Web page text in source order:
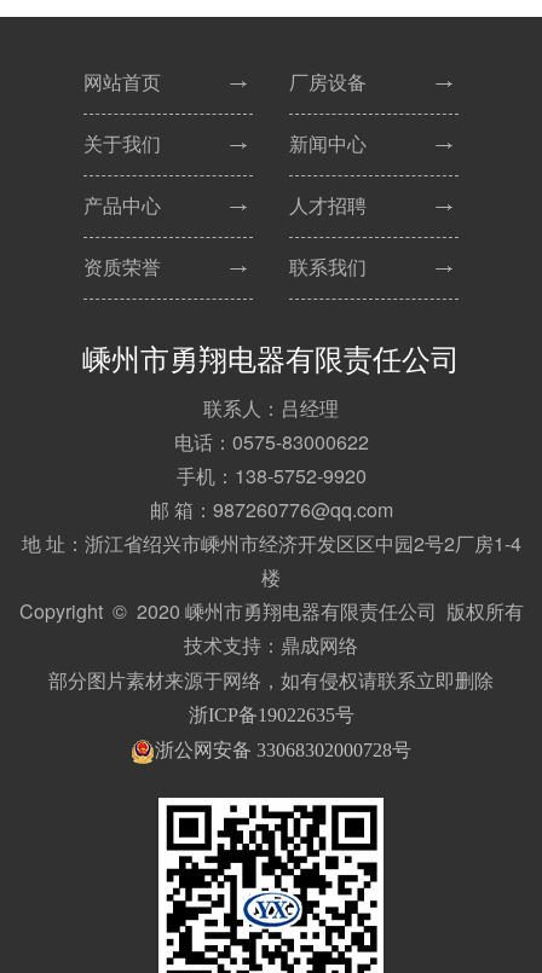
嵊州市勇翔电器有限责任公司
联系人：吕经理
电话：0575-83000622
手机：138-5752-9920
邮 箱：987260776@qq.com
地 址：浙江省绍兴市嵊州市经济开发区区中园2号2厂房1-4
楼
Copyright © 2020 嵊州市勇翔电器有限责任公司 版权所有
技术支持： 鼎成网络
部分图片素材来源于网络，如有侵权请联系立即删除
浙ICP备19022635号
浙公网安备 33068302000728号
网站首页
关于我们
产品中心
资质荣誉
厂房设备
新闻中心
人才招聘
联系我们